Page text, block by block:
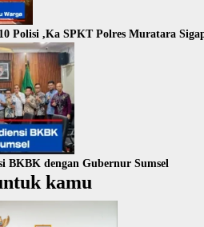
Polisi ,Ka SPKT Polres Muratara
BKBK dengan Gubernur Sumsel
kamu